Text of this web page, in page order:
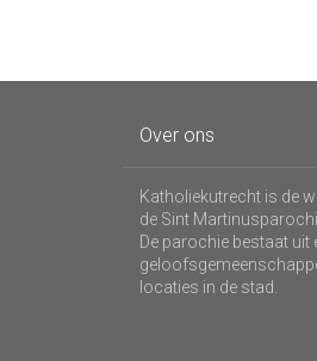
Over ons
Katholiekutrecht is de
de Sint
De parochie bestaat uit
locaties in de stad.